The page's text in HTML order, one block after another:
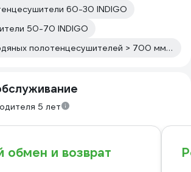
60-30 INDIGO
50-70 INDIGO
Лесенка для водяных полотенцесушителей > 700 мм Межосевое расстояние 500
5 лет
обмен и возврат